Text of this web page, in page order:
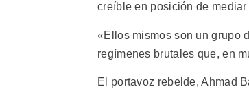
creíble en posición de
«Ellos mismos son un grupo
regímenes brutales que, en
El portavoz rebelde, Ahmad